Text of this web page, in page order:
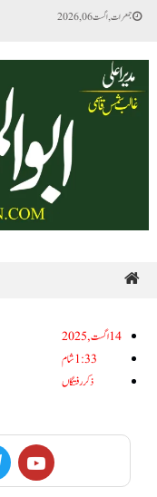
جمعرات, اگست 06, 2026
14اگست, 2025
1:33 شام
ذکر رفتگاں